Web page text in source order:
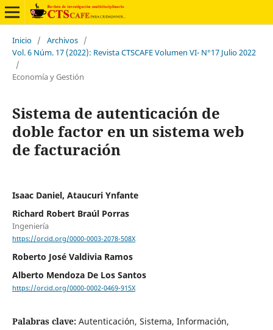
Inicio / Archivos /
Vol. 6 Núm. 17 (2022): Revista CTSCAFE Volumen VI- N°17 Julio 2022
/
Economía y Gestión
Sistema de autenticación de
doble factor en un sistema web
de facturación
Isaac Daniel, Ataucuri Ynfante
Richard Robert Braúl Porras
Ingeniería
https://orcid.org/0000-0003-2078-508X
Roberto José Valdivia Ramos
Alberto Mendoza De Los Santos
https://orcid.org/0000-0002-0469-915X
Palabras clave: Autenticación, Sistema, Información,